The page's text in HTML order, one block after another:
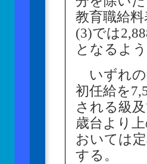
教育職給
(3)では
となるよ
いずれの
初任給を
される級
歳台より
おいては
する。